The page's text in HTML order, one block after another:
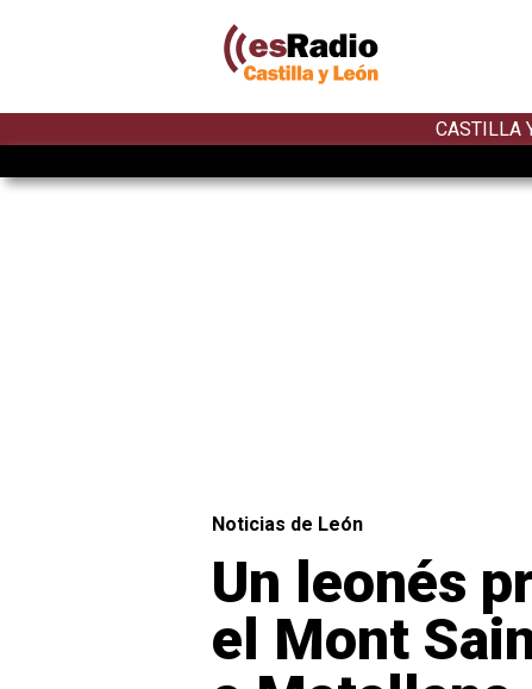
CASTILLA
Noticias de León
Un leonés
el Mont